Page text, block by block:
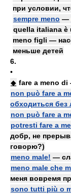
при условии,
sempre meno —
quella italiana è
meno figli —
меньше детей
6.
•
◆ fare a meno di
non può fare a
обходиться без
non può fare a
potresti fare a
добр, не
говорю?)
meno male! —
meno male che
меня вовремя
sono tutti più o